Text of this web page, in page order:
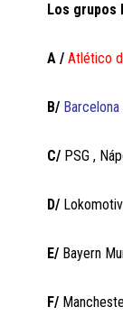
Los grupos
A / Atlético
B/ Barcelona
C/ PSG ,
D/
E/ Bayern
F/